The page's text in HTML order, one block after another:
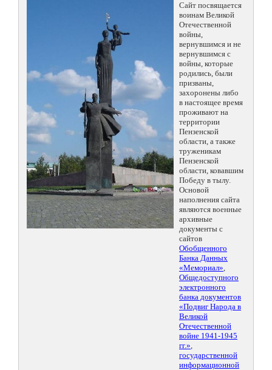
Сайт посвящается
воинам Великой
Отечественной
войны,
вернувшимся и не
вернувшимся с
войны, которые
родились, были
призваны,
захоронены либо
в настоящее время
проживают на
территории
Пензенской
области, а также
труженикам
Пензенской
области, ковавшим
Победу в тылу.
Основой
наполнения сайта
являются военные
архивные
документы с
сайтов
Обобщенного
Банка Данных
«Мемориал»,
Общедоступного
электронного
банка документов
«Подвиг Народа в
Великой
Отечественной
войне 1941-1945
гг.»,
государственной
информационной